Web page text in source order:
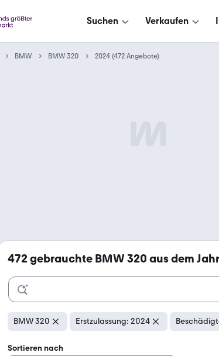
Suchen Verkaufen
BMW BMW 320 2024 (472 Angebote)
472gebrauchte BMW 320 aus dem
BMW 320 Erstzulassung: 2024
Sortieren nach